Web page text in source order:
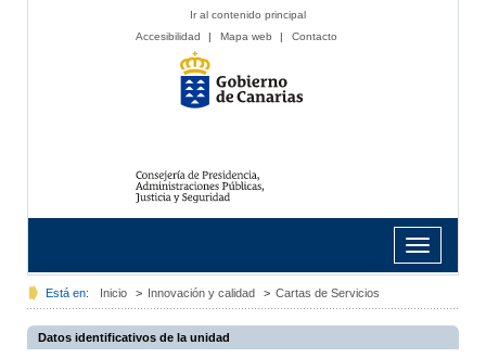
Ir al contenido principal
Accesibilidad
| Mapa web | Contacto
Toggle
navigation
Está en: Inicio > Innovación y calidad > Cartas de Servicios
Datos identificativos de la unidad